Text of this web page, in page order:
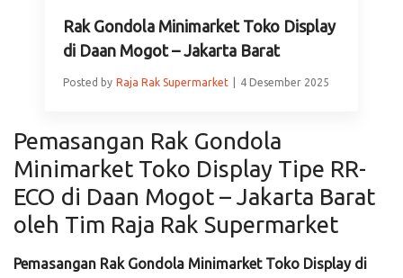
Rak Gondola Minimarket Toko Display
di Daan Mogot – Jakarta Barat
Posted by Raja Rak Supermarket 4 Desember 2025
Pemasangan Rak Gondola
Minimarket Toko Display Tipe RR-
ECO di Daan Mogot – Jakarta Barat
oleh Tim Raja Rak Supermarket
Pemasangan Rak Gondola Minimarket Toko Display di